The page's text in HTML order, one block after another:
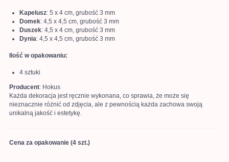
Kapelusz: 5 x 4 cm, grubość 3 mm
Domek: 4,5 x 4,5 cm, grubość 3 mm
Duszek: 4,5 x 4 cm, grubość 3 mm
Dynia: 4,5 x 4,5 cm, grubość 3 mm
Ilość w opakowaniu:
4 sztuki
Producent: Hokus
Każda dekoracja jest ręcznie wykonana, co sprawia, że może się
nieznacznie różnić od zdjęcia, ale z pewnością każda zachowa swoją
unikalną jakość i estetykę.
Cena za opakowanie (4 szt.)